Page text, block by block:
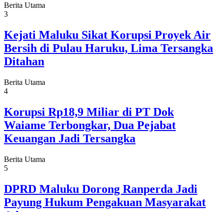
Berita Utama
3
Kejati Maluku Sikat Korupsi Proyek Air
Bersih di Pulau Haruku, Lima Tersangka
Ditahan
Berita Utama
4
Korupsi Rp18,9 Miliar di PT Dok
Waiame Terbongkar, Dua Pejabat
Keuangan Jadi Tersangka
Berita Utama
5
DPRD Maluku Dorong Ranperda Jadi
Payung Hukum Pengakuan Masyarakat